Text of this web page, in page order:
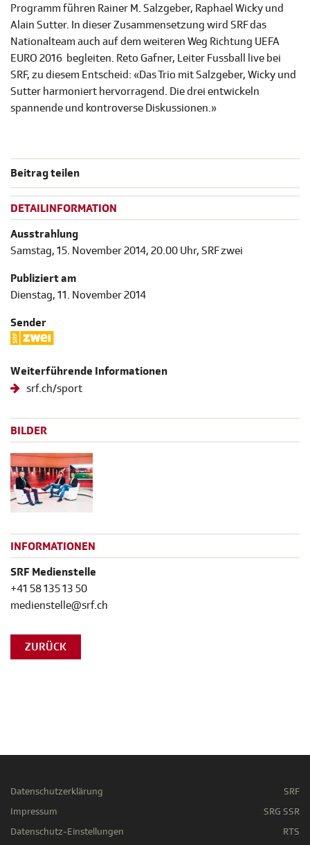
Programm führen Rainer M. Salzgeber, Raphael Wicky und
Alain Sutter. In dieser Zusammensetzung wird SRF das
Nationalteam auch auf dem weiteren Weg Richtung UEFA
EURO 2016 begleiten. Reto Gafner, Leiter Fussball live bei
SRF, zu diesem Entscheid: «Das Trio mit Salzgeber, Wicky und
Sutter harmoniert hervorragend. Die drei entwickeln
spannende und kontroverse Diskussionen.»
Beitrag teilen
DETAILINFORMATION
Ausstrahlung
Samstag, 15. November 2014, 20.00 Uhr, SRF zwei
Publiziert am
Dienstag, 11. November 2014
Sender
Weiterführende Informationen
srf.ch/sport
BILDER
INFORMATIONEN
SRF Medienstelle
+41 58 135 13 50
medienstelle@srf.ch
ZURÜCK
Datenschutzerklärung
Impressum
Datenschutz-Einstellungen
SRF
SRG SSR
RTS